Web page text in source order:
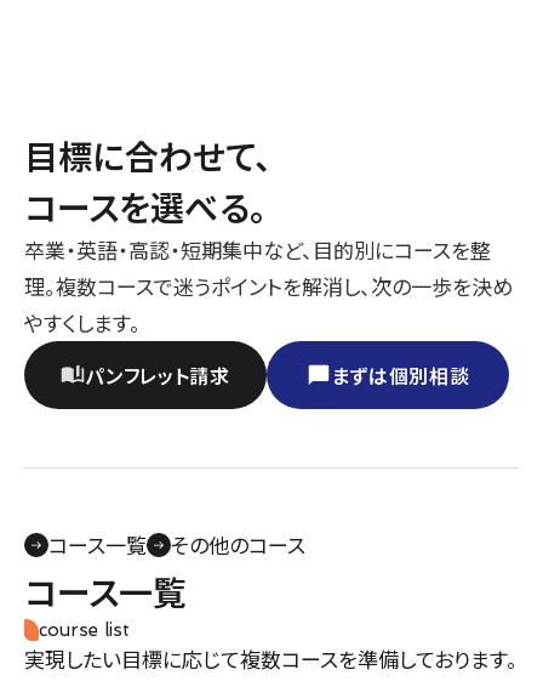
目標に合わせて、
コースを選べる。
卒業・英語・高認・短期集中など、目的別にコースを整
理。複数コースで迷うポイントを解消し、次の一歩を決め
やすくします。
パンフレット請求 まずは個別相談
コース一覧
course list
実現したい目標に応じて複数コースを準備しております。
コース一覧 その他のコース